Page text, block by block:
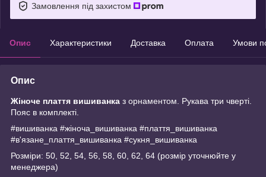
Замовлення під захистом
Опис Характеристики Доставка Оплата Умови
Опис
Жіноче плаття вишиванка з орнаментом. Рукава три чверті.
Пояс в комплекті.
#вишиванка #жіноча_вишиванка #плаття_вишиванка
#в'язане_плаття_вишиванка #сукня_вишиванка
Розміри: 50, 52, 54, 56, 58, 60, 62, 64 (розмір уточнюйте у
менеджера)